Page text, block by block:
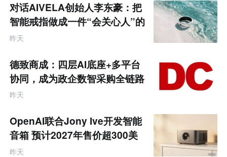
来
零
售
跨
境
商
产
业
互
联
网
对话AIVELA创始人李东豪：把
智能戒指做成一件“会关心人”的
饰品
昨天
德致商成：四层AI底座+多平台
协同，成为政企数智采购全链路
服务商
昨天
OpenAI联合Jony Ive开发智能
音箱 预计2027年售价超300美
元
昨天